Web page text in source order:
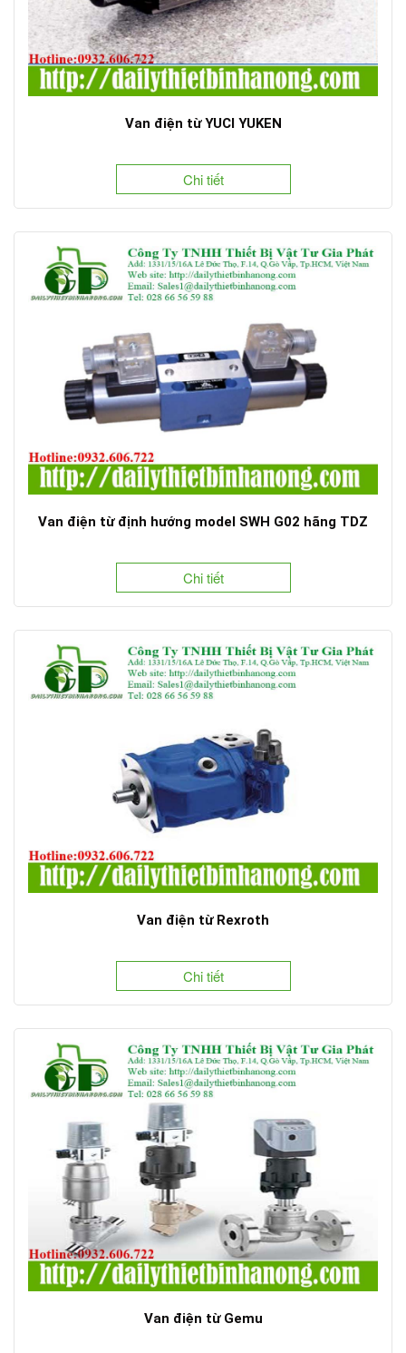
Van điện từ YUCI YUKEN
Chi tiết
Van điện từ định hướng model SWH G02 hãng TDZ
Chi tiết
Van điện từ Rexroth
Chi tiết
Van điện từ Gemu